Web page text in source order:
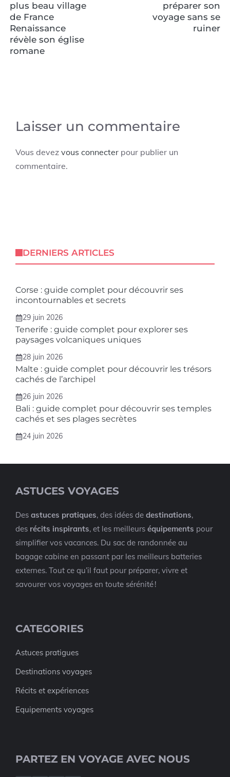
plus beau village
de France
Renaissance
révèle son église
romane
préparer son
voyage sans se
ruiner
Laisser un commentaire
Vous devez vous connecter pour publier un
commentaire.
DERNIERS ARTICLES
Corse : guide complet pour découvrir ses
incontournables et secrets
29 juin 2026
Tenerife : guide complet pour explorer ses
paysages volcaniques uniques
28 juin 2026
Malte : guide complet pour découvrir les trésors
cachés de l’archipel
26 juin 2026
Bali : guide complet pour découvrir ses temples
cachés et ses plages secrètes
24 juin 2026
ASTUCES VOYAGES
Des astuces pratiques, des idées de destinations,
des récits inspirants, et les meilleurs équipements pour
simplifier vos vacances. Du sac de randonnée au
bagage cabine en passant par les meilleurs batteries
externes. Tout ce qu’il faut pour préparer, vivre et
savourer vos voyages en toute sérénité !
CATEGORIES
Astuces pratigues
Destinations voyages
Récits et expériences
Equipements voyages
PARTEZ EN VOYAGE AVEC NOUS